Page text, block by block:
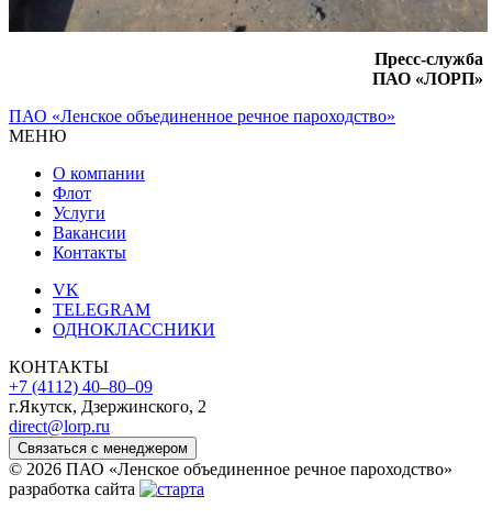
Пресс-служба
ПАО «ЛОРП»
ПАО «Ленское объединенное речное пароходство»
МЕНЮ
О компании
Флот
Услуги
Вакансии
Контакты
VK
TELEGRAM
ОДНОКЛАССНИКИ
КОНТАКТЫ
+7 (4112) 40‒80‒09
г.Якутск, Дзержинского, 2
direct@lorp.ru
Связаться с менеджером
© 2026 ПАО «Ленское объединенное речное пароходство»
разработка сайта